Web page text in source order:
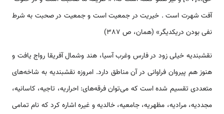
آفت شهرت است‌ ‌. خیریت‌ در جمعیت‌ است‌ و جمعیت‌ در صحبت‌ به‌ شرط
نفی‌ بودن‌ دریکدیگر» (همان، ص 387)
نقشبنديه خيلى زود در فارس وغرب آسيا، هند وشمال آفريقا رواج يافت و
هنوز هم پيروان فراوانى در آن مناطق دارد. امروزه نقشبنديه به شاخه‌هاى
متعددى تقسيم شده است که مى‌توان فرقه‌هاى‌: احراريه، تاجيه، کاسانيه،
مجدديه، مراديه، مظهريه، جامعيه، خالديه و غيره اشاره کرد که نام تمامى